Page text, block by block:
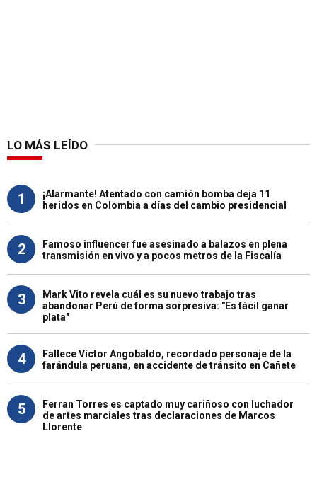
LO MÁS LEÍDO
1
¡Alarmante! Atentado con camión bomba deja 11
heridos en Colombia a días del cambio presidencial
2
Famoso influencer fue asesinado a balazos en plena
transmisión en vivo y a pocos metros de la Fiscalía
3
Mark Vito revela cuál es su nuevo trabajo tras
abandonar Perú de forma sorpresiva: "Es fácil ganar
plata"
4
Fallece Víctor Angobaldo, recordado personaje de la
farándula peruana, en accidente de tránsito en Cañete
5
Ferran Torres es captado muy cariñoso con luchador
de artes marciales tras declaraciones de Marcos
Llorente